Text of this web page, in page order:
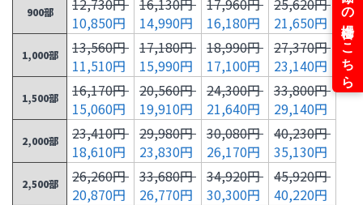
900部
10,850円
14,990円
16,180円
21,650円
1,000部
13,560円
11,510円
17,180円
15,990円
18,990円
17,100円
27,370円
23,140円
1,500部
16,170円
15,060円
20,560円
19,910円
24,300円
21,640円
33,800円
29,140円
2,000部
23,410円
18,610円
29,980円
23,830円
30,080円
26,170円
40,230円
35,130円
2,500部
26,260円
20,870円
33,680円
26,770円
34,920円
30,300円
45,920円
40,220円